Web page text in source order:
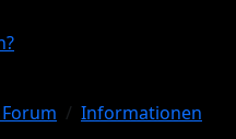
Informationen